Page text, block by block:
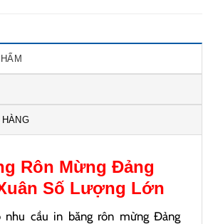
Rôn Mừng Đảng
Số Lượng Lớn
nhu cầu in băng rôn mừng Đảng